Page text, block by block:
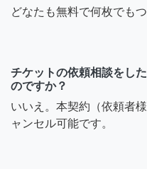
どなたも無料で何枚でも
チケットの依頼相談をし
のですか？
いいえ。本契約（依頼者
ャンセル可能です。